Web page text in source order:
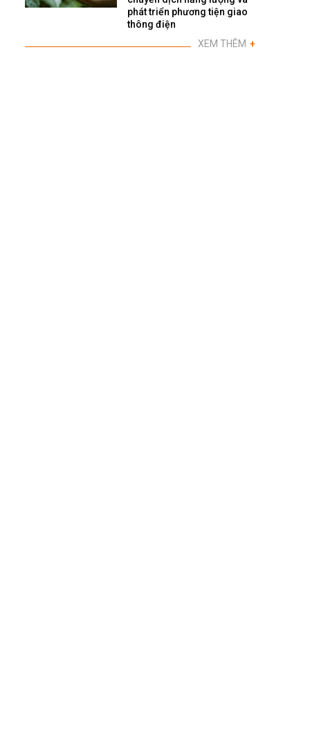
phát triển phương tiện giao
thông điện
XEM THÊM +